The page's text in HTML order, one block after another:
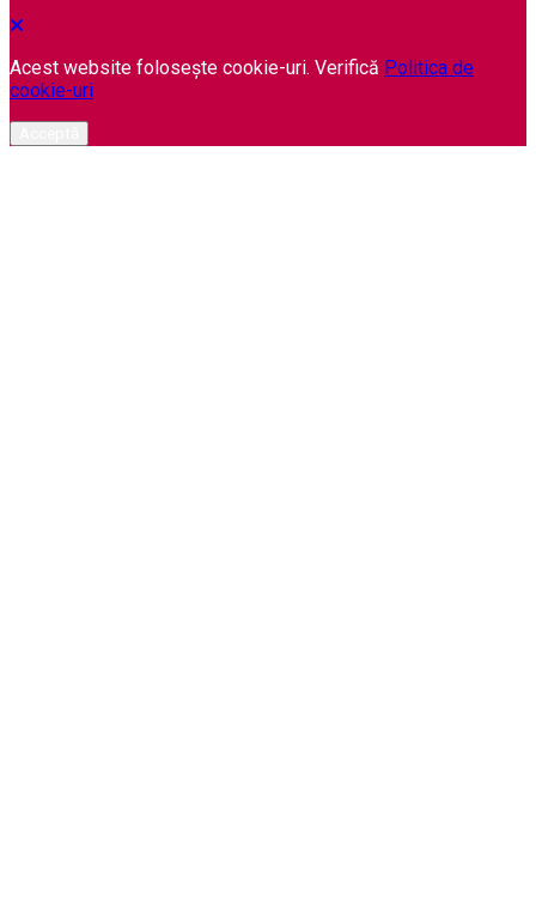
Acest website folosește cookie-uri. Verifică Politica de
cookie-uri